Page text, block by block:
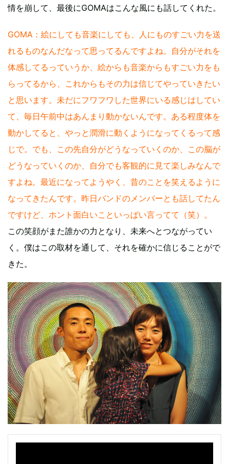
情を崩して、最後にGOMAはこんな風にも話してくれた。
GOMA：絵にしても音楽にしても、人にものすごい力を送
れるものなんだなって思ってるんですよね。自分がそれを
体感してるっていうか、絵からも音楽からもすごい力をも
らってるから、これからもその力は信じてやっていきたい
と思います。未だにフワフワした世界にいる感じはしてい
て、毎日午前中はあんまり動かないんです。ある程度体を
動かしてると、やっと潤滑に動くようになってくるって感
じで。でも、この先自分がどうなっていくのか、この脳が
どうなっていくのか、自分でも客観的に見て楽しみなんで
すよね。最近になってようやく、昔のことを笑えるように
なってきたんです。昨日バンドのメンバーとも話してたん
ですけど、ホント面白いこといっぱい言ってて（笑）。
この笑顔がまた誰かの力となり、未来へとつながってい
く。僕はこの取材を通して、それを確かに信じることがで
きた。